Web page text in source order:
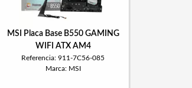
MSI Placa Base B550 GAMING
WIFI ATX AM4
Referencia: 911-7C56-085
Marca: MSI